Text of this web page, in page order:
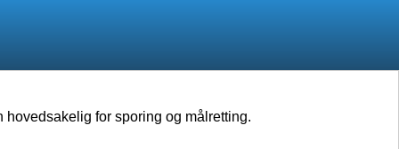
for sporing og målretting.